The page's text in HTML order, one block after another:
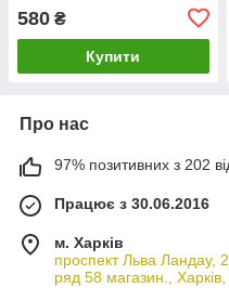
580 ₴
Купити
Про нас
97% позитивних з 202
Працює з 30.06.2016
м. Харків
проспект Льва Ландау,
ряд 58 магазин., Харків,